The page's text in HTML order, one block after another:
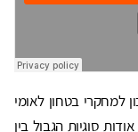
למחקרי בטחון לאומי
על אודות סוגיות הגבול בין